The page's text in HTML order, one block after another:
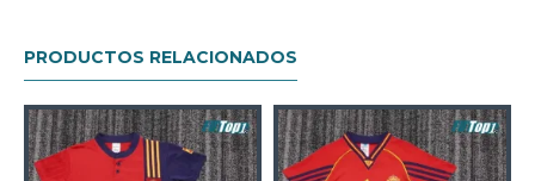
PRODUCTOS RELACIONADOS